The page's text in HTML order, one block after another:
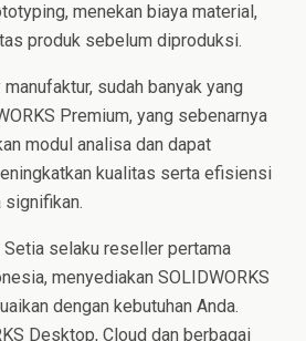
menekan biaya material,
produk sebelum diproduksi.
sudah banyak yang
Premium, yang sebenarnya
modul analisa dan dapat
kualitas serta efisiensi
Setia selaku reseller pertama
menyediakan SOLIDWORKS
dengan kebutuhan Anda.
Desktop, Cloud dan berbagai